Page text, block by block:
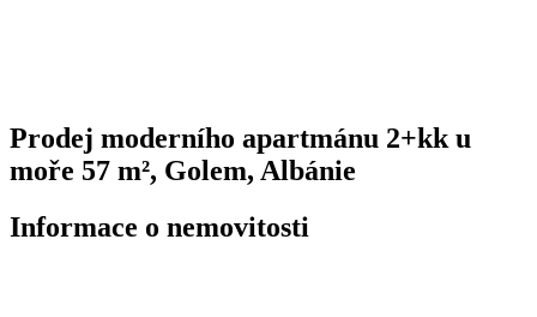
Prodej moderního apartmánu 2+kk u
moře 57 m², Golem, Albánie
Informace o nemovitosti